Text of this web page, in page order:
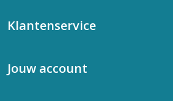
Klantenservice
Jouw account